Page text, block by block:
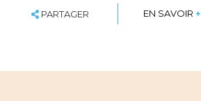
SHARE
PARTAGER EN SAVOIR +